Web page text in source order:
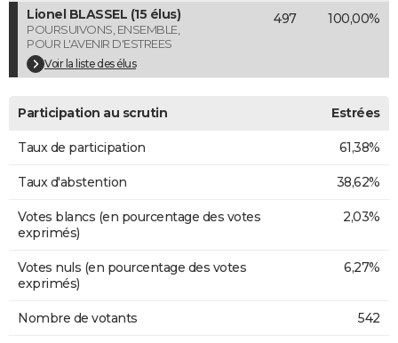
COPAINS D'AVANT
S'inscrire
Se connecter
Lycées
Collèges
Primaires
Universités
Entreprises
Service militaire
Avis de recherche
AVIS DE DÉCÈS
Bricolage
Lifestyle
Culture
Sport
Auto
Television
Voyage
Cinema
Lionel BLASSEL (15 élus)
POURSUIVONS, ENSEMBLE,
POUR L'AVENIR D'ESTREES
Voir la liste des élus
497 100,00%
Participation au scrutin Estrées
Taux de participation 61,38%
Taux d'abstention 38,62%
Votes blancs (en pourcentage des votes
exprimés)
2,03%
Votes nuls (en pourcentage des votes
exprimés)
6,27%
Nombre de votants 542